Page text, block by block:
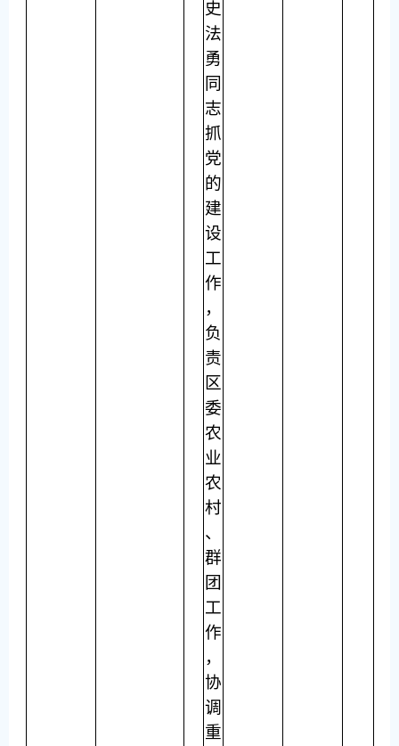
史
法
勇
同
志
抓
党
的
建
设
工
作
，
负
责
区
委
农
业
农
村
、
群
团
工
作
，
协
调
重